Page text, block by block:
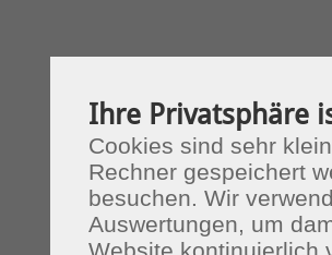
Ihre Privatsphäre
Cookies sind sehr
Rechner gespeichert
besuchen. Wir
Auswertungen, um
Website kontinuierlich